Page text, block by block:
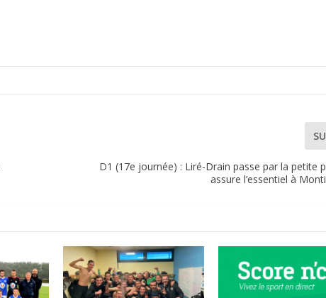
D1 (17e journée) : Liré-Drain passe par la petite
assure l’essentiel à